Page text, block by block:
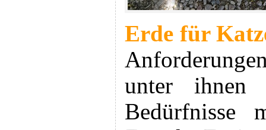
Erde für
unter
Bedürfnisse